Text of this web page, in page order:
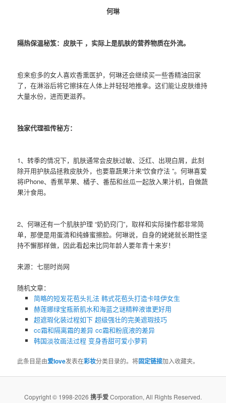
何琳
隔热保温秘笈：皮肤干 ，实际上是肌肤的营养物质在外流。
愈来愈多的女人喜欢香熏医护，何琳还会继续买一些香精油回家
了，在淋浴后将它擦抹在人体上并轻轻地推拿。这们能让皮肤维持
大量水份，进而更滋养。
独家代理祖传秘方：
1、转季的情况下，肌肤通常会皮肤过敏、泛红、出現白屑，此刻
除开用护肤品拯救皮肤外，也要靠蔬果汁来“饮食疗法 ”。何琳喜爱
将iPhone、香蕉苹果、橘子、番茄和丝瓜一起放入果汁机，自做蔬
果汁食用。
2、何琳还有一个肌肤护理 “奶奶窍门”，取样和实际操作都非常简
单，那便是用蛋清和纯蜂蜜擦脸。何琳说，自身的姥姥就长期性坚
持不懈那样做，因此看起来比同年龄人要年青十来岁！
来源：七丽时尚网
随机文章：
简略的短发花苞头扎法 韩式花苞头打造卡哇伊女生
赫莲娜绿宝瓶新肌水和海蓝之谜精粹液谁更好用
超遮瑕化装过程如下 超级强壮的完美遮瑕技巧
cc霜和隔离霜的差异 ​cc霜和粉底液的差异
韩国淡妆画法过程 变身香甜可爱小萝莉
此条目是由爱love发表在彩妆分类目录的。将固定链接加入收藏夹。
Copyright © 1998-2026 携手爱Corporation, All Rights Reserved.